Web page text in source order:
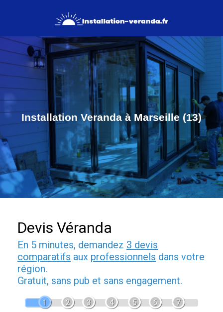
Installation Veranda à Marseille (13)
Devis Véranda
En 5 minutes, demandez 3 devis
comparatifs aux professionnels dans votre
région.
Gratuit, sans pub et sans engagement.
1 2 3 4 5 6 7